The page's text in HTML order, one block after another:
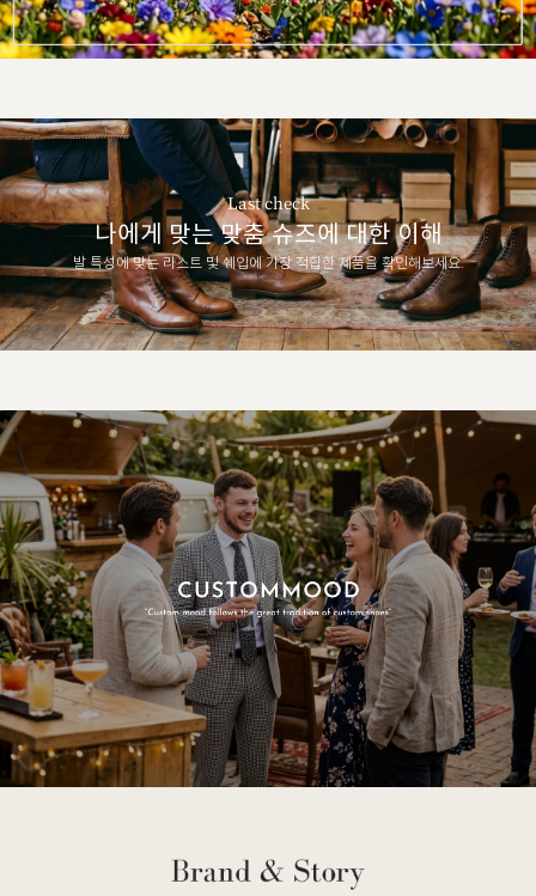
Last check
나에게 맞는 맞춤 슈즈에 대한 이해
발 특성에 맞는 라스트 및 쉐입에 가장 적합한 제품을 확인해보세요.